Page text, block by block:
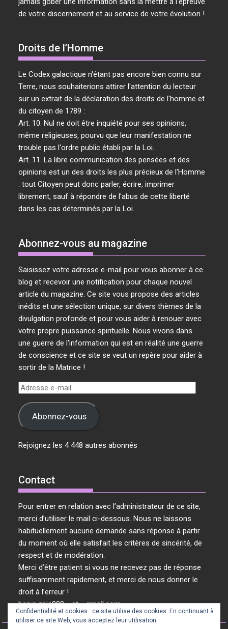
de votre discernement et au service de votre évolution !
Droits de l’Homme
Le Codex galactique n'étant pas encore bien connu sur
Terre, nous souhaiterions attirer l'attention du lecteur
sur un extrait de la déclaration des droits de l'homme et
du citoyen de 1789 :
Art. 10. Nul ne doit être inquiété pour ses opinions,
même religieuses, pourvu que leur manifestation ne
trouble pas l'ordre public établi par la Loi.
Art. 11. La libre communication des pensées et des
opinions est un des droits les plus précieux de l'Homme
: tout Citoyen peut donc parler, écrire, imprimer
librement, sauf à répondre de l'abus de cette liberté
dans les cas déterminés par la Loi.
Abonnez-vous au magazine
Saisissez votre adresse e-mail pour vous abonner à ce
blog et recevoir une notification pour chaque nouvel
article du magazine. Ce site vous propose des articles
inédits et une sélection unique, sur divers thèmes de la
divulgation profonde et pour vous aider à renouer avec
votre propre puissance spirituelle. Nous vivons dans
une guerre de l'information qui est en réalité une guerre
de conscience et ce site se veut un repère pour aider à
sortir de la Matrice !
Adresse
mail Abonnez-vous
Rejoignez les 4 448 autres abonnés
Contact
Pour entrer en relation avec l’administrateur de ce site,
merci d’utiliser le mail ci-dessous. Nous ne laissons
habituellement aucune demande sans réponse à partir
du moment où elle satisfait les critères de sincérité, de
respect et de modération.
Merci d’être patient si vous ne recevez pas de réponse
suffisamment rapidement, et merci de nous donner le
droit à l’erreur !
herve.gaia999 « at » gmail.com
Confidentialité et cookies : ce site utilise des cookies. En continuant à
utiliser ce site Web, vous acceptez leur utilisation.